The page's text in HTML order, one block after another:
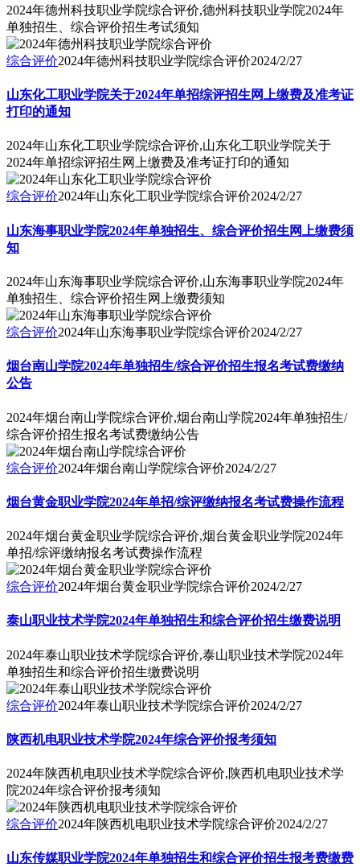
2024年德州科技职业学院综合评价,德州科技职业学院2024年
单独招生、综合评价招生考试须知
综合评价2024年德州科技职业学院综合评价2024/2/27
山东化工职业学院关于2024年单招综评招生网上缴费及准考证
打印的通知
2024年山东化工职业学院综合评价,山东化工职业学院关于
2024年单招综评招生网上缴费及准考证打印的通知
综合评价2024年山东化工职业学院综合评价2024/2/27
山东海事职业学院2024年单独招生、综合评价招生网上缴费须
知
2024年山东海事职业学院综合评价,山东海事职业学院2024年
单独招生、综合评价招生网上缴费须知
综合评价2024年山东海事职业学院综合评价2024/2/27
烟台南山学院2024年单独招生/综合评价招生报名考试费缴纳
公告
2024年烟台南山学院综合评价,烟台南山学院2024年单独招生/
综合评价招生报名考试费缴纳公告
综合评价2024年烟台南山学院综合评价2024/2/27
烟台黄金职业学院2024年单招/综评缴纳报名考试费操作流程
2024年烟台黄金职业学院综合评价,烟台黄金职业学院2024年
单招/综评缴纳报名考试费操作流程
综合评价2024年烟台黄金职业学院综合评价2024/2/27
泰山职业技术学院2024年单独招生和综合评价招生缴费说明
2024年泰山职业技术学院综合评价,泰山职业技术学院2024年
单独招生和综合评价招生缴费说明
综合评价2024年泰山职业技术学院综合评价2024/2/27
陕西机电职业技术学院2024年综合评价报考须知
2024年陕西机电职业技术学院综合评价,陕西机电职业技术学
院2024年综合评价报考须知
综合评价2024年陕西机电职业技术学院综合评价2024/2/27
山东传媒职业学院2024年单独招生和综合评价招生报考费缴费